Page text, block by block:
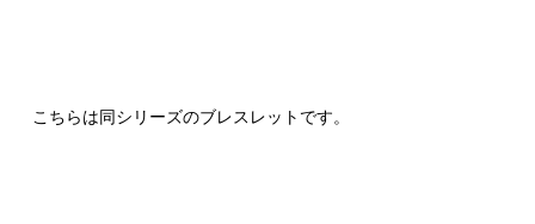
こちらは同シリーズのブレスレットです。